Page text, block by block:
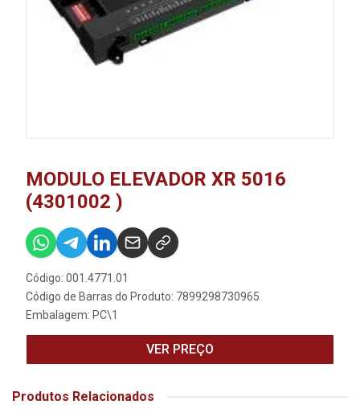
MODULO ELEVADOR XR 5016
(4301002 )
Código: 001.4771.01
Código de Barras do Produto: 7899298730965
Embalagem: PC\1
VER PREÇO
Produtos Relacionados